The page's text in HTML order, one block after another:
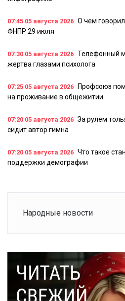
07:45 05 августа 2026 О чем
ФНПР 29 июля
07:30 05 августа 2026 Телефонный
жертва глазами психолога
07:25 05 августа 2026
Профсоюз
на проживание в общежитии
07:20 05 августа 2026 За рулем
сидит автор гимна
07:20 05 августа 2026 Что такое
поддержки демографии
Народные новости